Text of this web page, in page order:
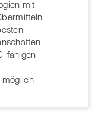
mit
fähigen
möglich